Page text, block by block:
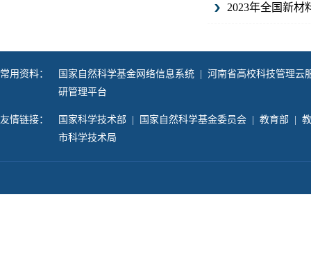
2023年全国新材
常用资料： 国家自然科学基金网络信息系统
河南省高校科技管理
研管理平台
友情链接： 国家科学技术部 国家自然科学基金委员会 教育部
市科学技术局